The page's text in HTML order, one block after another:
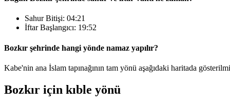
Sahur Bitişi: 04:21
İftar Başlangıcı: 19:52
Bozkır şehrinde hangi yönde namaz yapılır?
Kabe'nin ana İslam tapınağının tam yönü aşağıdaki haritada
Bozkır için kıble yönü